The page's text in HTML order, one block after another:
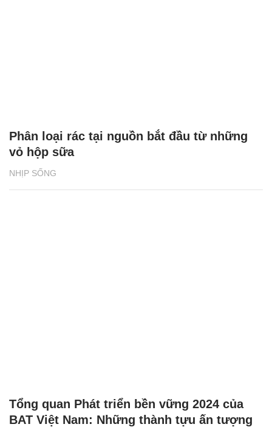
NHỊP SỐNG
Phân loại rác tại nguồn bắt đầu từ những
vỏ hộp sữa
Tổng quan Phát triển bền vững 2024 của
BAT Việt Nam: Những thành tựu ấn tượng